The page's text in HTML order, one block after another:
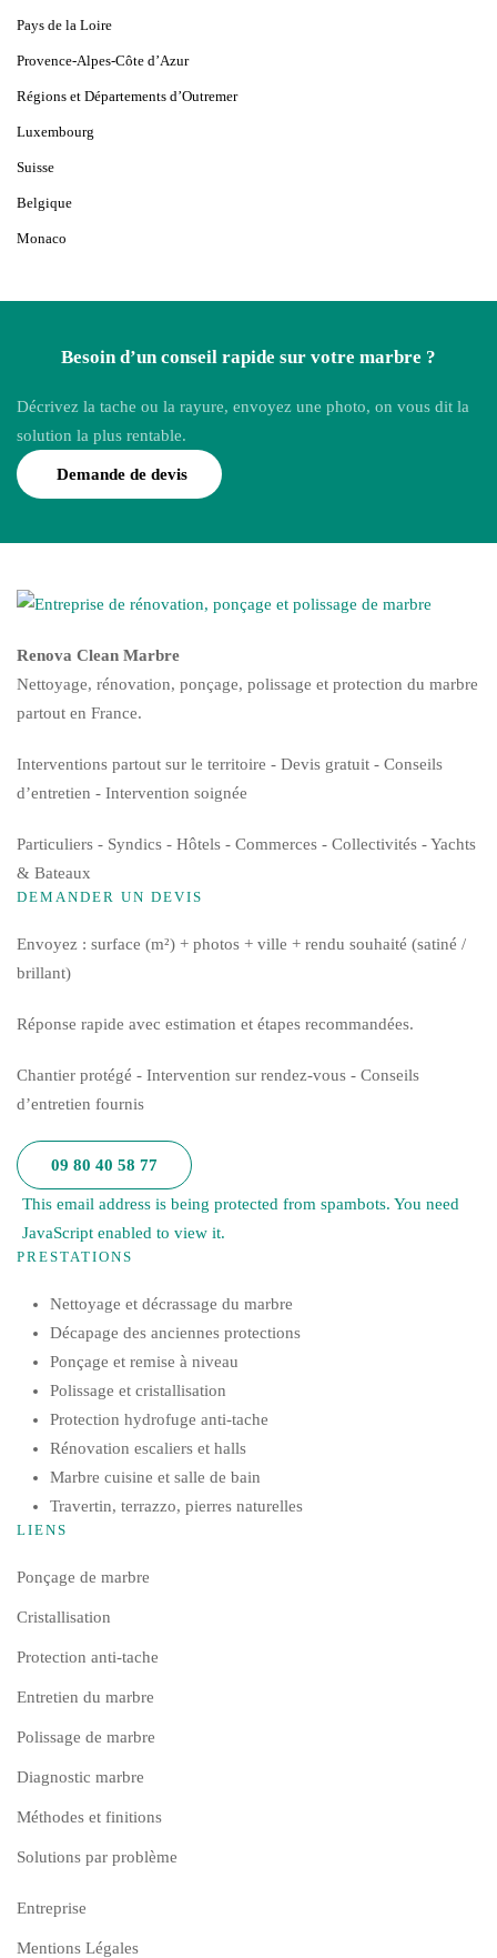
Pays de la Loire
Provence-Alpes-Côte d’Azur
Régions et Départements d’Outremer
Luxembourg
Suisse
Belgique
Monaco
Besoin d’un conseil rapide sur votre marbre ?
Décrivez la tache ou la rayure, envoyez une photo, on vous dit la
solution la plus rentable.
Demande de devis
Renova Clean Marbre
Nettoyage, rénovation, ponçage, polissage et protection du marbre
partout en France.
Interventions partout sur le territoire - Devis gratuit - Conseils
d’entretien - Intervention soignée
Particuliers - Syndics - Hôtels - Commerces - Collectivités - Yachts
& Bateaux
DEMANDER UN DEVIS
Envoyez : surface (m²) + photos + ville + rendu souhaité (satiné /
brillant)
Réponse rapide avec estimation et étapes recommandées.
Chantier protégé - Intervention sur rendez-vous - Conseils
d’entretien fournis
09 80 40 58 77
This email address is being protected from spambots. You need
JavaScript enabled to view it.
PRESTATIONS
Nettoyage et décrassage du marbre
Décapage des anciennes protections
Ponçage et remise à niveau
Polissage et cristallisation
Protection hydrofuge anti-tache
Rénovation escaliers et halls
Marbre cuisine et salle de bain
Travertin, terrazzo, pierres naturelles
LIENS
Ponçage de marbre
Cristallisation
Protection anti-tache
Entretien du marbre
Polissage de marbre
Diagnostic marbre
Méthodes et finitions
Solutions par problème
Entreprise
Mentions Légales